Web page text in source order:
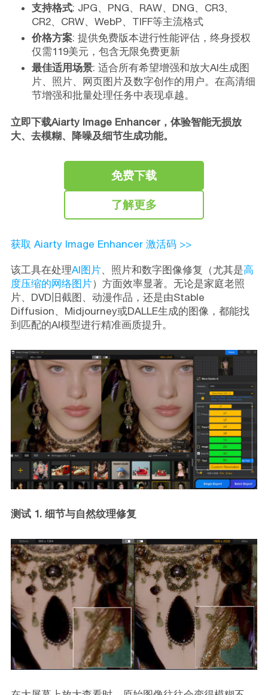
支持格式: JPG、PNG、RAW、DNG、CR3、
CR2、CRW、WebP、TIFF等主流格式
价格方案: 提供免费版本进行性能评估，终身授权
仅需119美元，包含无限免费更新
最佳适用场景: 适合所有希望增强和放大AI生成图
片、照片、网页图片及数字创作的用户。在高清细
节增强和批量处理任务中表现卓越。
立即下载Aiarty Image Enhancer，体验智能无损放
大、去模糊、降噪及细节生成功能。
免费下载
了解更多
获取 Aiarty Image Enhancer 激活码 >>
该工具在处理AI图片、照片和数字图像修复（尤其是高
度压缩的网络图片）方面效率显著。无论是家庭老照
片、DVD旧截图、动漫作品，还是由Stable
Diffusion、Midjourney或DALLE生成的图像，都能找
到匹配的AI模型进行精准画质提升。
测试 1. 细节与自然纹理修复